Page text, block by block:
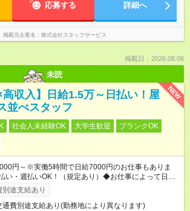
応募する 詳細へ
掲載元企業名 株式会社スタッフサービス
掲載日：2026.08.06
未読
NEW
高収入】日給1.5万～日払い！屋
並べスタッフ
社会人未経験OK 大学生歓迎
ブランクOK
円～※実働5時間で日給7000円のお仕事もありま
・週払いOK！（規定あり）◆お仕事によって日給も
別途支給あり
通費別途支給あり(勤務地により異なります)